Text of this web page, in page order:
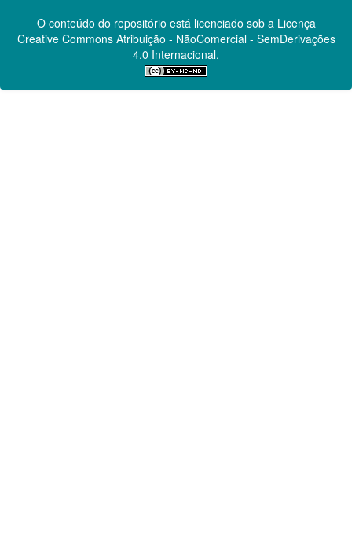
O conteúdo do repositório está licenciado sob a Licença
Creative CommonsAtribuição - NãoComercial - SemDerivações
4.0 Internacional.